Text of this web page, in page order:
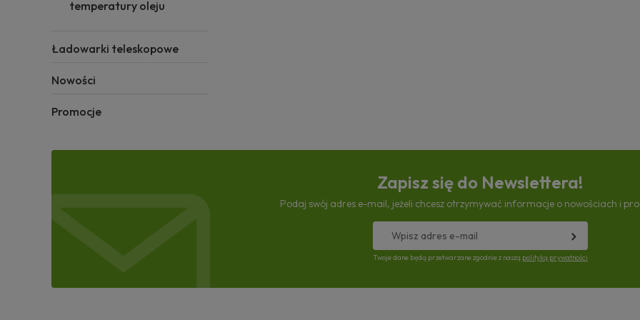
temperatury oleju
Ładowarki teleskopowe
Nowości
Promocje
Zapisz się do Newslettera!
Podaj swój adres e-mail, jeżeli chcesz otrzymywać informacje o nowościach i
Twoje dane będą przetwarzane zgodnie z naszą polityką prywatności